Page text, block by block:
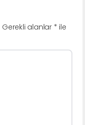
Gerekli alanlar * ile